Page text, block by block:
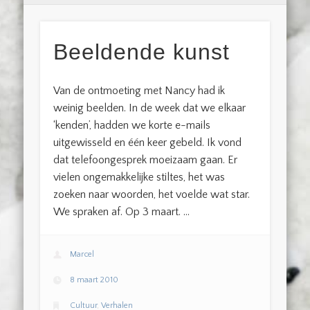
Beeldende kunst
Van de ontmoeting met Nancy had ik
weinig beelden. In de week dat we elkaar
‘kenden’, hadden we korte e-mails
uitgewisseld en één keer gebeld. Ik vond
dat telefoongesprek moeizaam gaan. Er
vielen ongemakkelijke stiltes, het was
zoeken naar woorden, het voelde wat star.
We spraken af. Op 3 maart. …
Marcel
8 maart 2010
Cultuur,Verhalen